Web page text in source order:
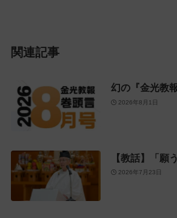
関連記事
幻の『金光教報
2026年8月1日
【教話】「願
2026年7月23日